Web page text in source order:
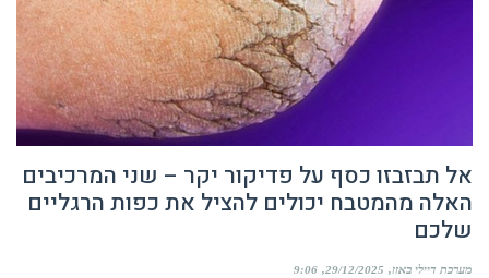
אל תבזבזו כסף על פדיקור יקר – שני המרכיבים
האלה מהמטבח יכולים להציל את כפות הרגליים
שלכם
מערכת דיילי באזז 29/12/2025
9:06